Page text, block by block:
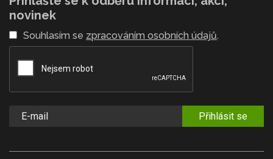
novinek
Souhlasím se zpracováním osobních údajů.
Přihlásit se